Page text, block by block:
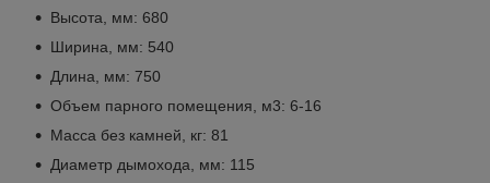
Высота, мм: 680
Ширина, мм: 540
Длина, мм: 750
Объем парного помещения, м3: 6-16
Масса без камней, кг: 81
Диаметр дымохода, мм: 115